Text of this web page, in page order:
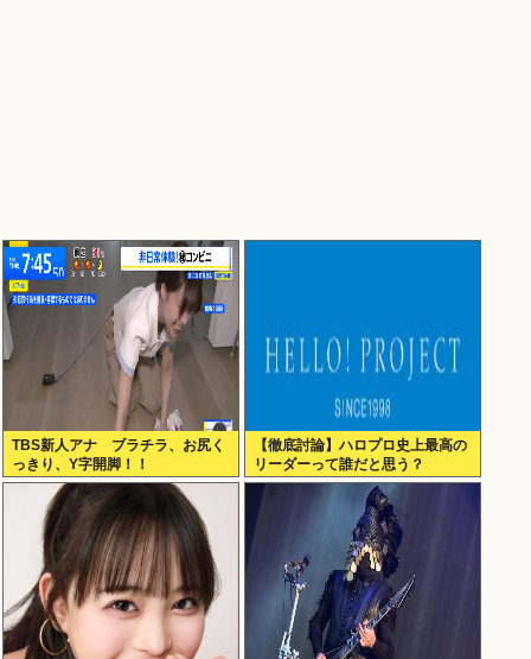
TBS新人アナ ブラチラ、お尻く
っきり、Y字開脚！！
【徹底討論】ハロプロ史上最高の
リーダーって誰だと思う？